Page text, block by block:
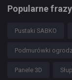
Popularne frazy
Pustaki SABKO
Podmurówki
Panele 3D